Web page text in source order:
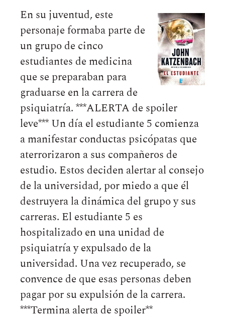
En su juventud, este
personaje formaba parte de
un grupo de cinco
estudiantes de medicina
que se preparaban para
graduarse en la carrera de
psiquiatría. ***ALERTA de spoiler
leve*** Un día el estudiante 5 comienza
a manifestar conductas psicópatas que
aterrorizaron a sus compañeros de
estudio. Estos deciden alertar al consejo
de la universidad, por miedo a que él
destruyera la dinámica del grupo y sus
carreras. El estudiante 5 es
hospitalizado en una unidad de
psiquiatría y expulsado de la
universidad. Una vez recuperado, se
convence de que esas personas deben
pagar por su expulsión de la carrera.
***Termina alerta de spoiler**